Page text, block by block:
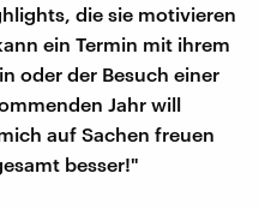
die sie motivieren
ein Termin mit ihrem
oder der Besuch einer
Jahr will
auf Sachen freuen
besser!"